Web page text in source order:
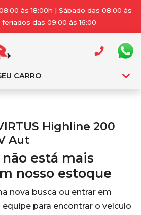
às 18:00h | Sábado das 08:00 às
feriados das 09:00 ás 16:00
CARRO
Highline 200
Aut
está mais
nosso estoque
nova busca ou entrar em
para encontrar o veículo